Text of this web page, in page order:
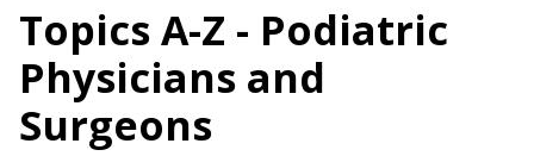
Topics A-Z - Podiatric
Physicians and
Surgeons